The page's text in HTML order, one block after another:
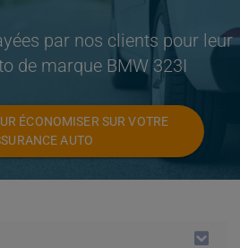
par nos clients pour leur
de marque BMW 323I
ÉCONOMISER SUR VOTRE
AUTO